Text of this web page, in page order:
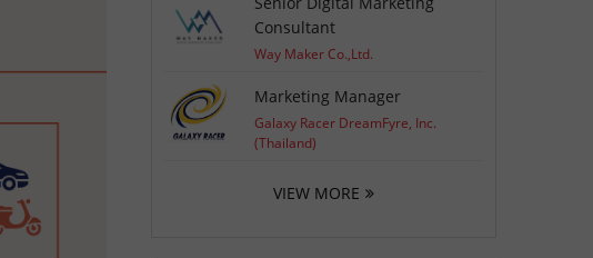
Consultant
Way Maker Co.,Ltd.
Marketing Manager
Galaxy Racer DreamFyre, Inc.
(Thailand)
VIEW MORE